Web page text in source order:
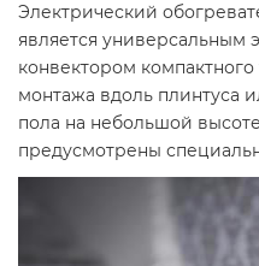
Электрический
является универсальным
конвектором
монтажа вдоль плинтуса
пола на небольшой
предусмотрены